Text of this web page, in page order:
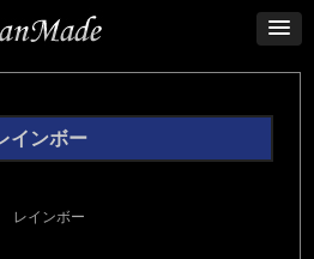
インボー
インボー